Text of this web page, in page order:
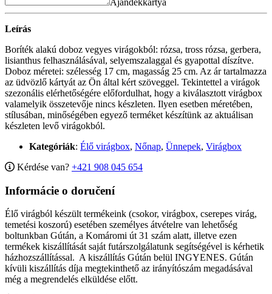
Leírás
Boríték alakú doboz vegyes virágokból: rózsa, tross rózsa, gerbera,
lisianthus felhasználásával, selyemszalaggal és gyapottal díszítve.
Doboz méretei: szélesség 17 cm, magasság 25 cm. Az ár tartalmazza
az üdvözlő kártyát az Ön által kért szöveggel. Tekintettel a virágok
szezonális elérhetőségére előfordulhat, hogy a kiválasztott virágbox
valamelyik összetevője nincs készleten. Ilyen esetben méretében,
stílusában, minőségében egyező terméket készítünk az aktuálisan
készleten levő virágokból.
Kategóriák: Élő virágbox, Nőnap, Ünnepek, Virágbox
Kérdése van? +421 908 045 654
Informácie o doručení
Élő virágból készült termékeink (csokor, virágbox, cserepes virág,
temetési koszorú) esetében személyes átvételre van lehetőség
boltunkban Gútán, a Komáromi út 31 szám alatt, illetve ezen
termékek kiszállítását saját futárszolgálatunk segítségével is kérhetik
házhozszállítással. A kiszállítás Gútán belül INGYENES. Gútán
kívüli kiszállítás díja megtekinthető az irányítószám megadásával
még a megrendelés elküldése előtt.